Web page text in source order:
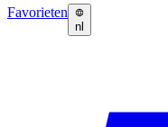
Favorieten
nl